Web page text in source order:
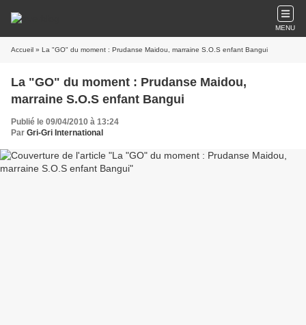
MENU
Accueil » La "GO" du moment : Prudanse Maidou, marraine S.O.S enfant Bangui
La "GO" du moment : Prudanse Maidou,
marraine S.O.S enfant Bangui
Publié le 09/04/2010 à 13:24
Par Gri-Gri International